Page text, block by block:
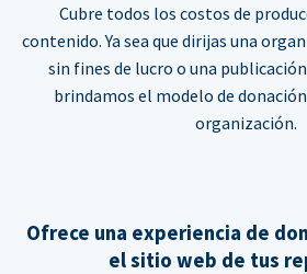
Cubre todos los costos de
contenido. Ya sea que dirijas una
sin fines de lucro o una
brindamos el modelo de
organización.
Ofrece una experiencia de
el sitio web de tus